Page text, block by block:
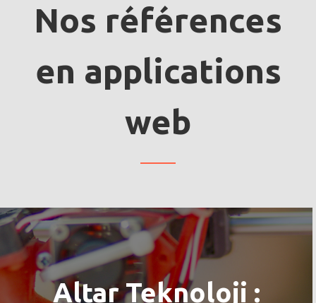
Nos références
en applications
web
Altar Teknoloji :